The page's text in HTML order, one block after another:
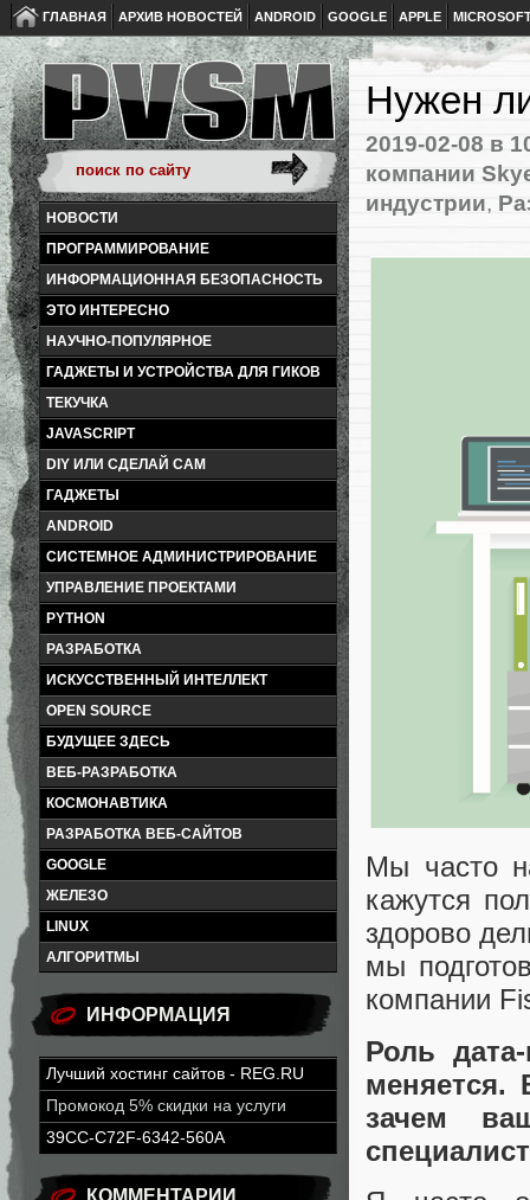
ГЛАВНАЯ АРХИВ НОВОСТЕЙ ANDROID GOOGLE APPLE
НОВОСТИ
ПРОГРАММИРОВАНИЕ
ИНФОРМАЦИОННАЯ БЕЗОПАСНОСТЬ
ЭТО ИНТЕРЕСНО
НАУЧНО-ПОПУЛЯРНОЕ
ГАДЖЕТЫ И УСТРОЙСТВА ДЛЯ ГИКОВ
ТЕКУЧКА
JAVASCRIPT
DIY ИЛИ СДЕЛАЙ САМ
ГАДЖЕТЫ
ANDROID
СИСТЕМНОЕ АДМИНИСТРИРОВАНИЕ
УПРАВЛЕНИЕ ПРОЕКТАМИ
PYTHON
РАЗРАБОТКА
ИСКУССТВЕННЫЙ ИНТЕЛЛЕКТ
OPEN SOURCE
БУДУЩЕЕ ЗДЕСЬ
ВЕБ-РАЗРАБОТКА
КОСМОНАВТИКА
РАЗРАБОТКА ВЕБ-САЙТОВ
GOOGLE
ЖЕЛЕЗО
LINUX
АЛГОРИТМЫ
ИНФОРМАЦИЯ
Лучший хостинг сайтов - REG.RU
Промокод 5% скидки на услуги
39CC-C72F-6342-560A
КОММЕНТАРИИ
Нужен
2019-02-08 в
компании
индустрии,
Мы часто
кажутся
здорово
мы
компании
Роль
меняется.
зачем